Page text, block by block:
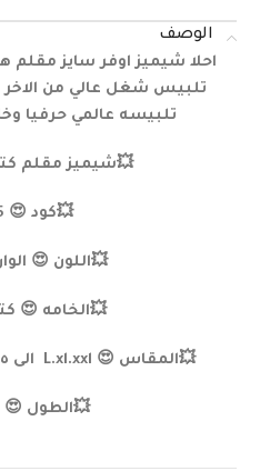
الوصف
احلا شيميز اوفر سايز مقلم
تلبيس شغل عالي من الاخر
تلبيسه عالمي حرفيا
💥شيميز مقلم
💥كود 😍 9725
💥اللون 😍
💥الخامه 😍
💥المقاس 😍 L.xl.xxl الى ١٢٥ك L 62 Xl 66 Xxl 72
💥الطول 😍 78سم